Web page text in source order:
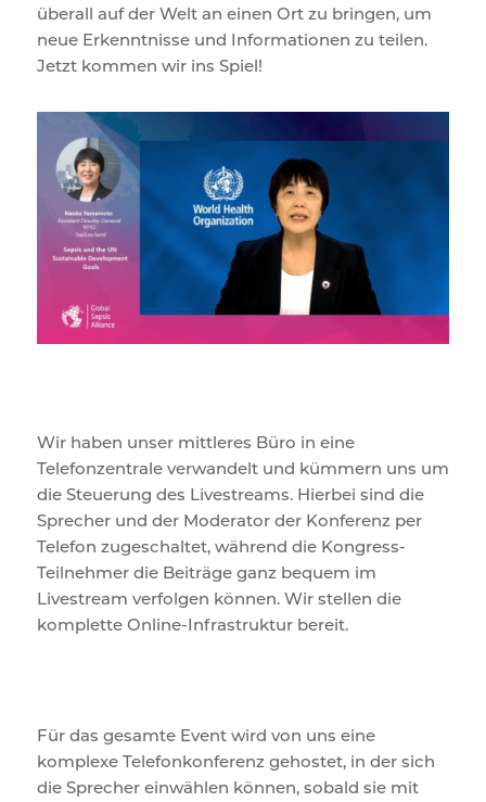
überall auf der Welt an einen Ort zu bringen, um
neue Erkenntnisse und Informationen zu teilen.
Jetzt kommen wir ins Spiel!
Wir haben unser mittleres Büro in eine
Telefonzentrale verwandelt und kümmern uns um
die Steuerung des Livestreams. Hierbei sind die
Sprecher und der Moderator der Konferenz per
Telefon zugeschaltet, während die Kongress-
Teilnehmer die Beiträge ganz bequem im
Livestream verfolgen können. Wir stellen die
komplette Online-Infrastruktur bereit.
Für das gesamte Event wird von uns eine
komplexe Telefonkonferenz gehostet, in der sich
die Sprecher einwählen können, sobald sie mit